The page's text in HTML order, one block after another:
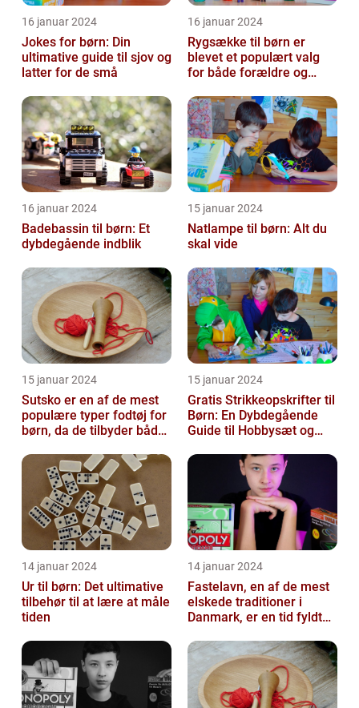
16 januar 2024
Jokes for børn: Din
ultimative guide til sjov og
latter for de små
16 januar 2024
Rygsække til børn er
blevet et populært valg
for både forældre og
transport...
16 januar 2024
Badebassin til børn: Et
dybdegående indblik
15 januar 2024
Natlampe til børn: Alt du
skal vide
15 januar 2024
Sutsko er en af de mest
populære typer fodtøj for
børn, da de tilbyder både
15 januar 2024
Gratis Strikkeopskrifter til
Børn: En Dybdegående
Guide til Hobbysæt og
14 januar 2024
Ur til børn: Det ultimative
tilbehør til at lære at måle
tiden
14 januar 2024
Fastelavn, en af de mest
elskede traditioner i
Danmark, er en tid fyldt
festligheder fo...